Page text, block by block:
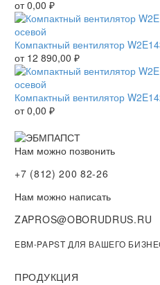
от0,00 ₽
Компактный вентилятор
от 12 890,00 ₽
Компактный вентилятор
от0,00 ₽
Нам можно позвонить
+7 (812) 200 82-26
Нам можно написать
ZAPROS@OBORUDRUS.RU
EBM-PAPST ДЛЯ ВАШЕГО
ПРОДУКЦИЯ